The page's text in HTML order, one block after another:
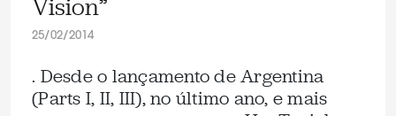
Vision”
25/02/2014
. Desde o lançamento de Argentina
(Parts I, II, III), no último ano, e mais